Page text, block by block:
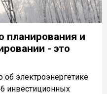
планирования и
- это
об электроэнергетике
инвестиционных